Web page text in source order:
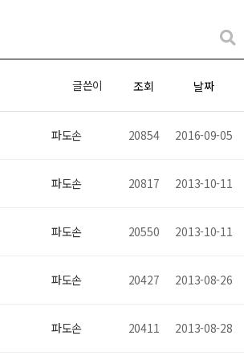
글쓴이 조회 날짜
파도손 20854 2016-09-05
파도손 20817 2013-10-11
파도손 20550 2013-10-11
파도손 20427 2013-08-26
파도손 20411 2013-08-28